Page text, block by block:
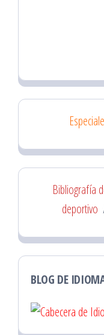
Bibliografía
deportivo
BLOG DE